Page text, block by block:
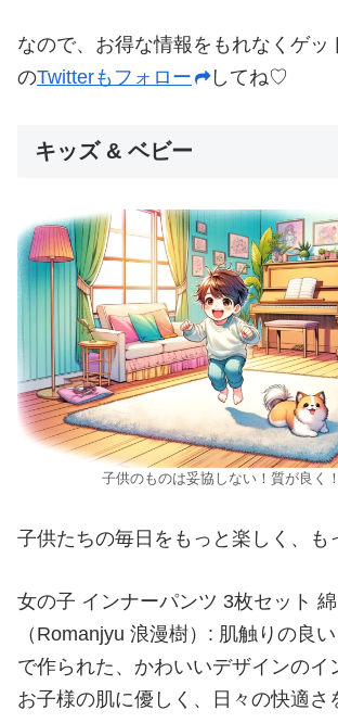
なので、お得な情報をもれなくゲッ
のTwitterもフォロー してね♡
キッズ & ベビー
子供のものは妥協しない！質が良く
子供たちの毎日をもっと楽しく、も
女の子 インナーパンツ 3枚セット
（Romanjyu 浪漫樹）: 肌触りの良
で作られた、かわいいデザインのイ
お子様の肌に優しく、日々の快適さ